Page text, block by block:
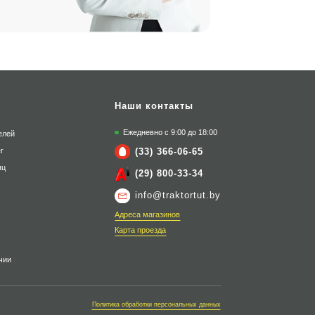
Наши контакты
Ежедневно с 9:00 до 18:00
(33) 366-06-65
(29) 800-33-34
info@traktortut.by
Адреса магазинов
Карта проезда
Политика обработки персональных данных